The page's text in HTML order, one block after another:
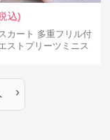
込)
カート 多重フリル付
ストプリーツミニス
›